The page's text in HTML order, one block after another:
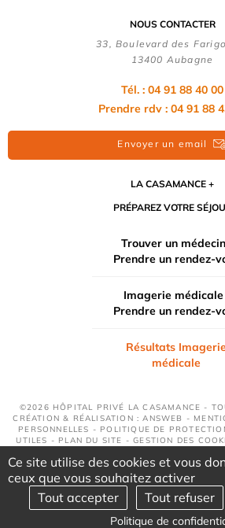
NOUS CONTACTER
33, Boulevard des
13400 Aubagne
Tél. : 04 91 88 40 00
Prendre rdv : 04 91 88
Envoyer un email
LA CASAMANCE
PRÉPAREZ VOTRE
Trouver un
Prendre un rendez-
Imagerie médicale
Prendre un rendez-
Résultats Imagerie
médicale
©2026 HÔPITAL PRIVÉ LA CASAMANCE -
CRÉATION & RÉALISATION : ANSWEB -
PERSONNELLES - POLITIQUE DE
UTILES - PLAN DU SITE -GESTION DES
Ce site utilise des cookies et vous
ceux que vous souhaitez activer
Tout accepter
Tout refuser
Politique de